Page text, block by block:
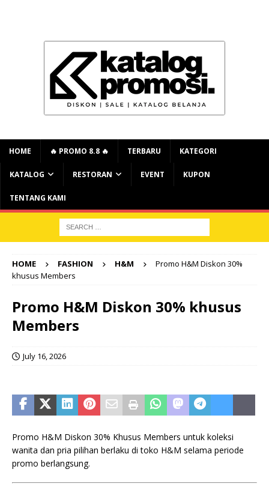
HOME 🔥 PROMO 8.8 🔥 TERBARU KATEGORI
KATALOG RESTORAN EVENT KUPON
TENTANG KAMI
HOME FASHION H&M
Promo H&M Diskon 30%
khusus Members
Promo H&M Diskon 30% khusus
Members
July 16, 2026
Promo H&M Diskon 30% Khusus Members untuk koleksi
wanita dan pria pilihan berlaku di toko H&M selama periode
promo berlangsung.